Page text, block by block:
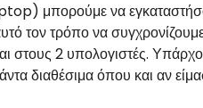
μπορούμε να
τον τρόπο να
στους 2 υπολογιστές.
διαθέσιμα όπου και αν